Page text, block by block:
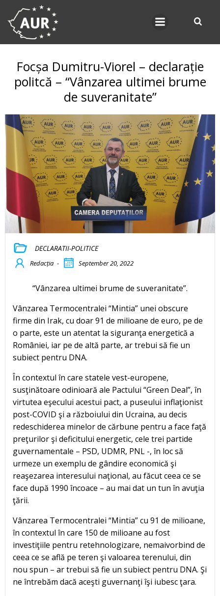
Focșa Dumitru-Viorel – declarație
politcă – “Vânzarea ultimei brume
de suveranitate”
DECLARATII-POLITICE
Redacția - September 20, 2022
“Vânzarea ultimei brume de suveranitate”.
Vânzarea Termocentralei “Mintia” unei obscure
firme din Irak, cu doar 91 de milioane de euro, pe de
o parte, este un atentat la siguranţa energetică a
României, iar pe de altă parte, ar trebui să fie un
subiect pentru DNA.
În contextul în care statele vest-europene,
susţinătoare odinioară ale Pactului “Green Deal”, în
virtutea eşecului acestui pact, a puseului inflaţionist
post-COVID şi a războiului din Ucraina, au decis
redeschiderea minelor de cărbune pentru a face faţă
preţurilor şi deficitului energetic, cele trei partide
guvernamentale – PSD, UDMR, PNL -, în loc să
urmeze un exemplu de gândire economică şi
reaşezarea interesului naţional, au făcut ceea ce se
face după 1990 încoace – au mai dat un tun în avuţia
ţării.
Vânzarea Termocentralei “Mintia” cu 91 de milioane,
în contextul în care 150 de milioane au fost
investiţiile pentru retehnologizare, nemaivorbind de
ceea ce se află pe teren şi valoarea terenului, din
nou spun – ar trebui să fie un subiect pentru DNA. Şi
ne întrebăm dacă aceşti guvernanţi îşi iubesc ţara.